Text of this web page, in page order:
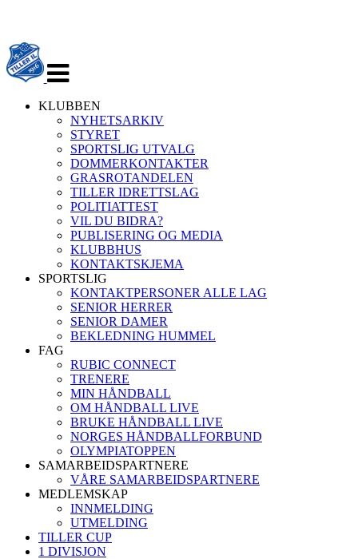
navigasjon
KLUBBEN
NYHETSARKIV
STYRET
SPORTSLIG UTVALG
DOMMERKONTAKTER
GRASROTANDELEN
TILLER IDRETTSLAG
POLITIATTEST
VIL DU BIDRA?
PUBLISERING OG MEDIA
KLUBBHUS
KONTAKTSKJEMA
SPORTSLIG
KONTAKTPERSONER ALLE LAG
SENIOR HERRER
SENIOR DAMER
BEKLEDNING HUMMEL
FAG
RUBIC CONNECT
TRENERE
MIN HÅNDBALL
OM HÅNDBALL LIVE
BRUKE HÅNDBALL LIVE
NORGES HÅNDBALLFORBUND
OLYMPIATOPPEN
SAMARBEIDSPARTNERE
VÅRE SAMARBEIDSPARTNERE
MEDLEMSKAP
INNMELDING
UTMELDING
TILLER CUP
1 DIVISJON